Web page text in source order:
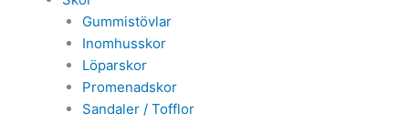
Gummistövlar
Inomhusskor
Löparskor
Promenadskor
Sandaler / Tofflor